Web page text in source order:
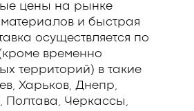
цены на рынке
и быстрая
осуществляется по
временно
территорий) в такие
Харьков, Днепр,
Полтава, Черкассы,